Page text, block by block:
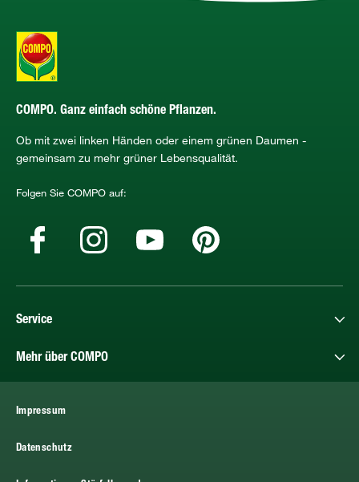
COMPO. Ganz einfach schöne Pflanzen.
Ob mit zwei linken Händen oder einem grünen Daumen -
gemeinsam zu mehr grüner Lebensqualität.
Folgen Sie COMPO auf:
Service
Mehr über COMPO
Impressum
Datenschutz